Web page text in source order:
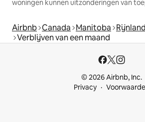
woningen kunnen uitzonderingen van
Airbnb Canada Manitoba Rijnland
Verblijven van een maand
© 2026 Airbnb, Inc.
Privacy